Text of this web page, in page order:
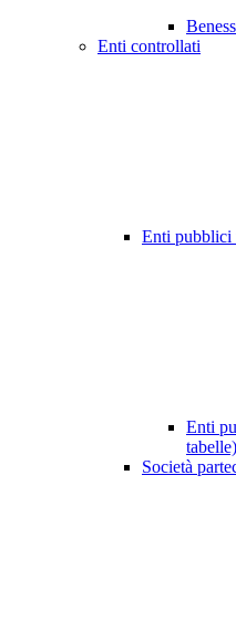
Enti controllati
Enti pubblici
Enti
tabelle)
Società